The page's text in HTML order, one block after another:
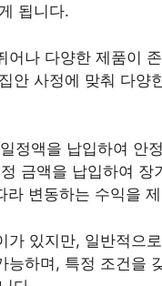
됩니다.
어나 다양한 제품이
안 사정에 맞춰 다양
정액을 납입하여 안
금액을 납입하여 장
라 변동하는 수익을
가 있지만, 일반적으로
능하며, 특정 조건을